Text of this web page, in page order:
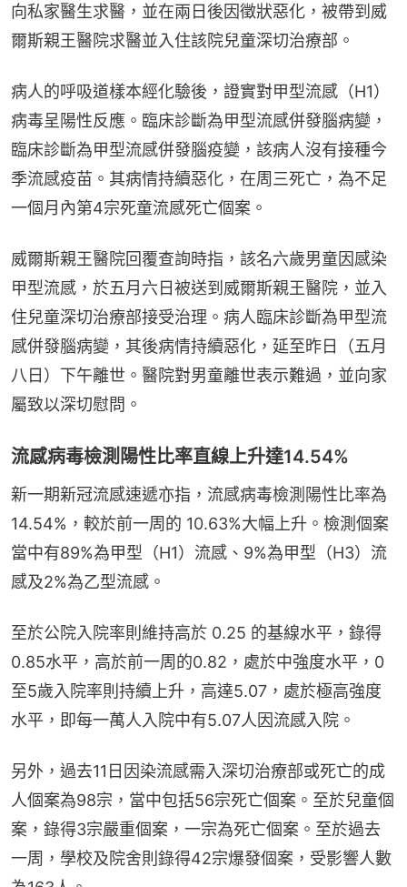
向私家醫生求醫，並在兩日後因徵狀惡化，被帶到威
爾斯親王醫院求醫並入住該院兒童深切治療部。
病人的呼吸道樣本經化驗後，證實對甲型流感（H1）
病毒呈陽性反應。臨床診斷為甲型流感併發腦病變，
臨床診斷為甲型流感併發腦疫變，該病人沒有接種今
季流感疫苗。其病情持續惡化，在周三死亡，為不足
一個月內第4宗死童流感死亡個案。
威爾斯親王醫院回覆查詢時指，該名六歲男童因感染
甲型流感，於五月六日被送到威爾斯親王醫院，並入
住兒童深切治療部接受治理。病人臨床診斷為甲型流
感併發腦病變，其後病情持續惡化，延至昨日（五月
八日）下午離世。醫院對男童離世表示難過，並向家
屬致以深切慰問。
流感病毒檢測陽性比率直線上升達14.54%
新一期新冠流感速遞亦指，流感病毒檢測陽性比率為
14.54%，較於前一周的 10.63%大幅上升。檢測個案
當中有89%為甲型（H1）流感、9%為甲型（H3）流
感及2%為乙型流感。
至於公院入院率則維持高於 0.25 的基線水平，錄得
0.85水平，高於前一周的0.82，處於中強度水平，0
至5歲入院率則持續上升，高達5.07，處於極高強度
水平，即每一萬人入院中有5.07人因流感入院。
另外，過去11日因染流感需入深切治療部或死亡的成
人個案為98宗，當中包括56宗死亡個案。至於兒童個
案，錄得3宗嚴重個案，一宗為死亡個案。至於過去
一周，學校及院舍則錄得42宗爆發個案，受影響人數